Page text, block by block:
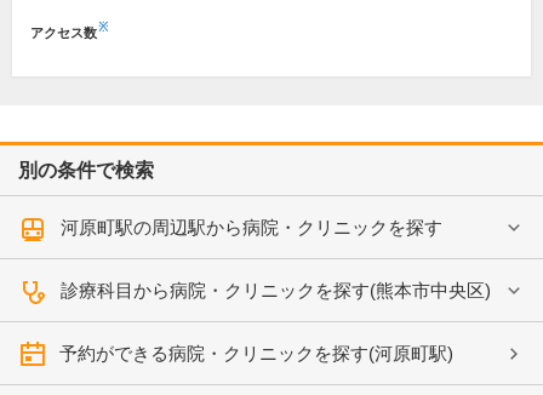
アクセス数※
別の条件で検索
河原町駅の周辺駅から病院・クリニックを探す
診療科目から病院・クリニックを探す(熊本市中央区)
予約ができる病院・クリニックを探す(河原町駅)